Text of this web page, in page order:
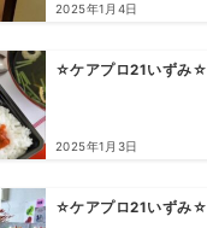
2025年1月4日
☆ケアプロ21いずみ☆
2025年1月3日
☆ケアプロ21いずみ☆